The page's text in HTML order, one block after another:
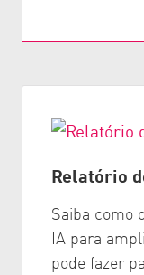
Relatório
Saiba como
IA para
pode fazer